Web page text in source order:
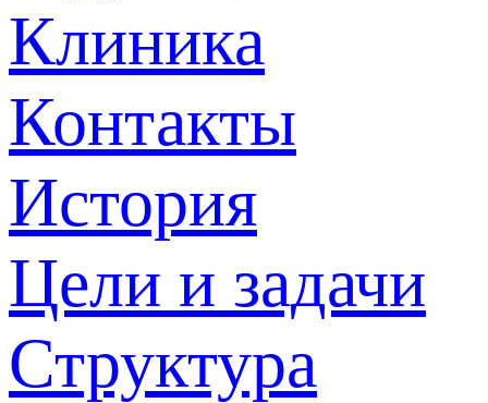
Клиника
Контакты
История
Цели и задачи
Структура